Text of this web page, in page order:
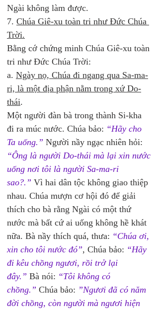
Ngài không làm được.
7. Chúa Giê-xu toàn tri như Đức Chúa
Trời.
Bằng cớ chứng minh Chúa Giê-xu toàn
tri như Đức Chúa Trời:
a. Ngày nọ, Chúa đi ngang qua Sa-ma-
ri, là một địa phận nằm trong xứ Do-
thái.
Một người đàn bà trong thành Si-kha
đi ra múc nước. Chúa bảo: “Hãy cho
Ta uống.” Người nầy ngạc nhiên hỏi:
“Ông là người Do-thái mà lại xin nước
uống nơi tôi là người Sa-ma-ri
sao?.” Vì hai dân tộc không giao thiệp
nhau. Chúa mượn cơ hội đó để giải
thích cho bà rằng Ngài có một thứ
nước mà bất cứ ai uống không hề khát
nữa. Bà nầy thích quá, thưa: “Chúa ơi,
xin cho tôi nước đó”, Chúa bảo: “Hãy
đi kêu chồng ngươi, rồi trở lại
đây.” Bà nói: “Tôi không có
chồng.” Chúa bảo: ”Ngươi đã có năm
đời chồng, còn người mà ngươi hiện